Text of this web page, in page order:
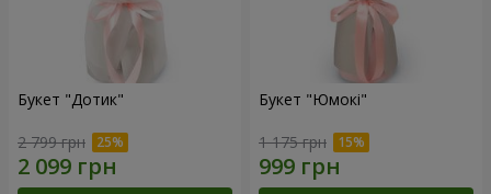
Букет "Дотик"
2 799 грн
Букет "Юмокі"
1 175 грн